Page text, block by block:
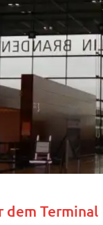
Terminal